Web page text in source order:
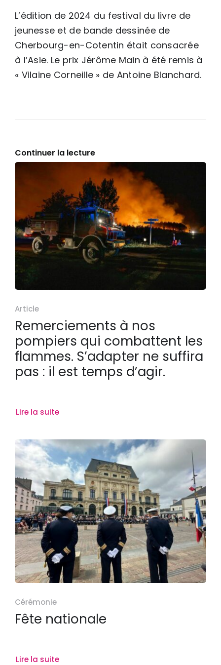
L’édition de 2024 du festival du livre de
jeunesse et de bande dessinée de
Cherbourg-en-Cotentin était consacrée
à l’Asie. Le prix Jérôme Main à été remis à
« Vilaine Corneille » de Antoine Blanchard.
Continuer la lecture
Article
Remerciements à nos
pompiers qui combattent les
flammes. S’adapter ne suffira
pas : il est temps d’agir.
Lire la suite
Cérémonie
Fête nationale
Lire la suite